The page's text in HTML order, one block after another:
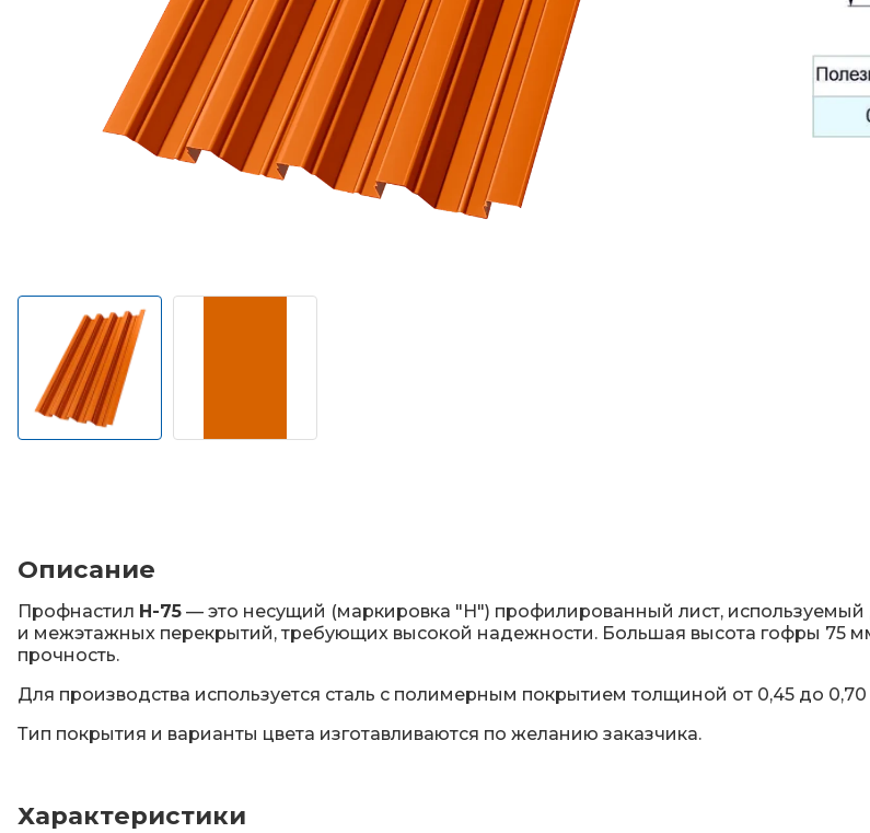
Описание
Профнастил Н-75 — это несущий (маркировка "Н") профилированный лист,
и межэтажных перекрытий, требующих высокой надежности. Большая высота гофры 75
прочность.
Для производства используется сталь с полимерным покрытием толщиной от 0,45 до
Тип покрытия и варианты цвета изготавливаются по желанию заказчика.
Характеристики